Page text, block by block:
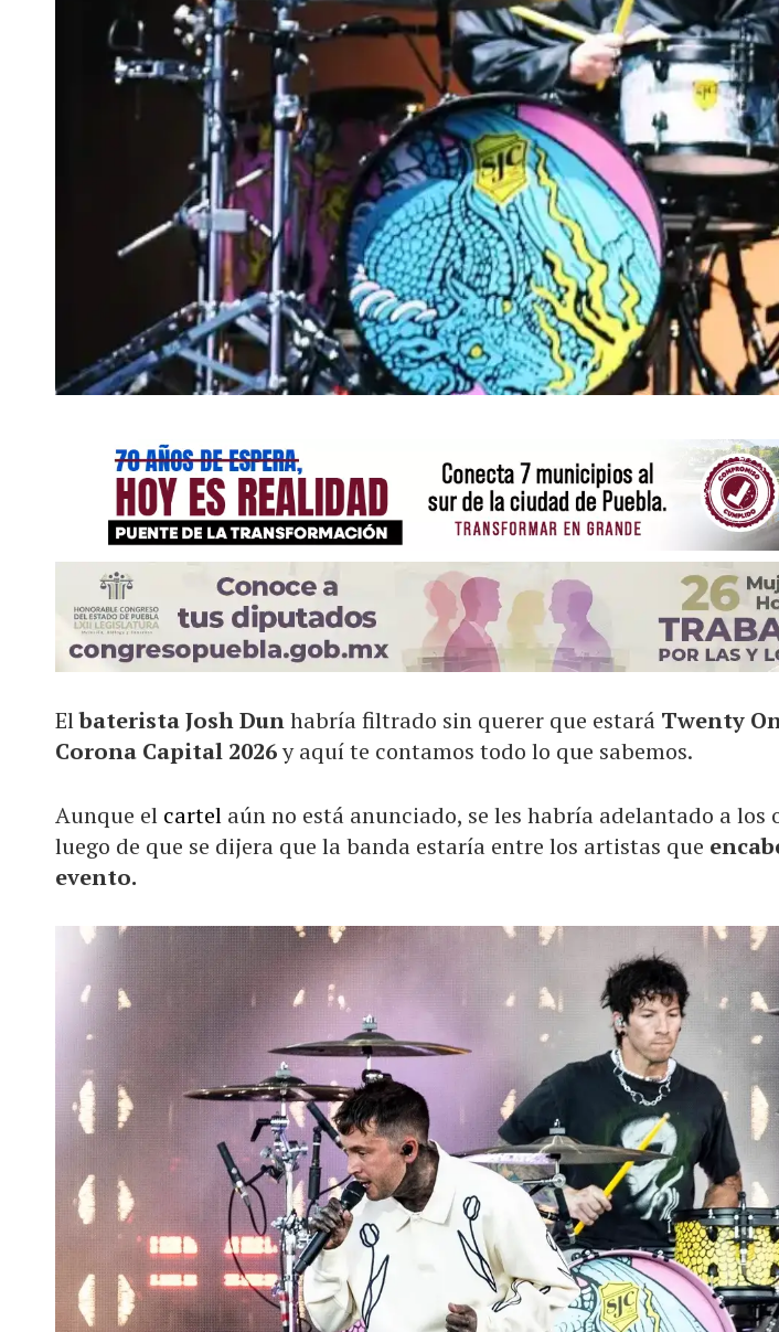
Elbaterista Josh Dunhabría filtrado sin querer que estará Twenty
Corona Capital 2026y aquí te contamos todo lo que sabemos.
Aunque el cartel aún no está anunciado, se les habría adelantado a los
luego de que se dijera que la banda estaría entre los artistas que
evento.